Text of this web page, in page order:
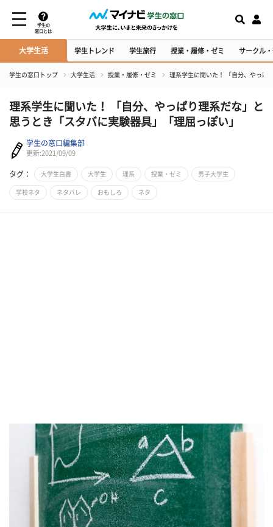
学生の
窓口とは
大学生活 学生トレンド 学生旅行 授業・履修・ゼミ サークル
学生の窓口トップ 大学生活 授業・履修・ゼミ 理系学生に聞いた！ 「自分、やっぱ
理系学生に聞いた！ 「自分、やっぱり理系だな」と
思うとき「スタバに実験器具」「理屈っぽい」
学生の窓口編集部
更新:2021/09/09
タグ： 大学生白書 大学生 理系 授業・ゼミ 男子大学生
学校ネタ ネタバレ おもしろ ネタ